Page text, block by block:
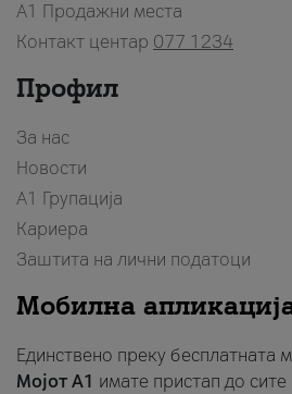
A1 Продажни места
Контакт центар 077 1234
Профил
За нас
Новости
А1 Групација
Кариера
Заштита на лични податоци
Мобилна
Единствено преку бесплатната
Мојот A1 имате пристап до